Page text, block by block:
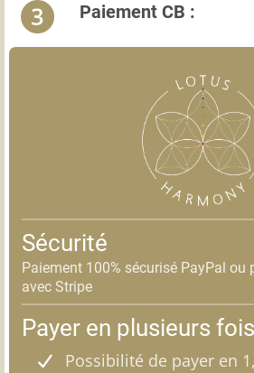
Paiement CB :
Sécurité
Paiement 100% sécurisé PayPal ou
avec Stripe
Payer en plusieurs fois
Possibilité de payer en